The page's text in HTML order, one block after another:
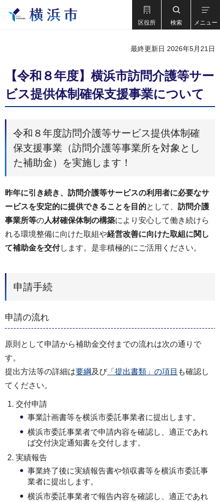
区役所 検索 メニュー
最終更新日 2026年5月21日
【令和８年度】横浜市訪問介護等サー
ビス提供体制確保支援事業について
令和８年度訪問介護等サービス提供体制確
保支援事業（訪問介護等事業所を対象とし
た補助金）を実施します！
昨年に引き続き、訪問介護等サービスの利用者に必要なサ
ービスを安定的に提供できることを目的として、 訪問介護
事業所等の人材確保体制の構築により安心して働き続けら
れる環境整備に向けた取組や経営改善に向けた取組に関し
て補助金を交付します。是非積極的にご活用ください。
申請手続
申請の流れ
原則として申請から補助金交付までの流れは次の通りで
す。
提出方法等の詳細は要綱 及び「提出書類」の項目 も確認し
てください。
交付申請
事業計画書等を横浜市委託事業者に提出します。
横浜市委託事業者で申請内容を確認し、適正であれ
ば交付決定通知書を交付します。
実績報告
事業終了後に実績報告書や領収書等を横浜市委託事
業者に提出します。
横浜市委託事業者で報告内容を確認し、適正であれ